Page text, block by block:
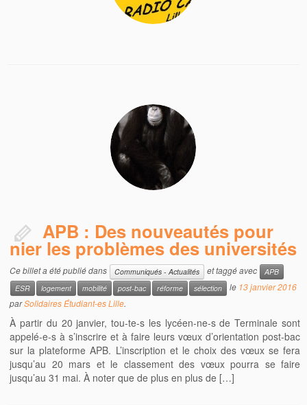
APB : Des nouveautés pour
nier les problèmes des universités
Ce billet a été publié dans Communiqués - Actualités et taggé avec
APB
ESR
logement mobilité post-bac réforme sélection le 13 janvier 2016
parSolidaires Étudiant-es Lille.
À partir du 20 janvier, tou-te-s les lycéen-ne-s de Terminale sont
appelé-e-s à s’inscrire et à faire leurs vœux d’orientation post-bac
sur la plateforme APB. L’inscription et le choix des vœux se fera
jusqu’au 20 mars et le classement des vœux pourra se faire
jusqu’au 31 mai. À noter que de plus en plus de […]